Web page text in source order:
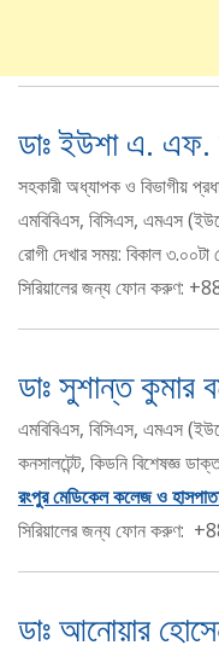
ডাঃ ইউশা এ. এফ.
সহকারী অধ্যাপক ও বিভাগীয়
এমবিবিএস, বিসিএস, এমএস
রোগী দেখার সময়: বিকাল
সিরিয়ালের জন্য ফোন করুণ:
ডাঃ সুশান্ত কুমার
এমবিবিএস, বিসিএস, এমএস
কনসালটেন্ট, কিডনি বিশেষজ্ঞ
রংপুর মেডিকেল কলেজ ও
সিরিয়ালের জন্য ফোন করুণ:
ডাঃ আনোয়ার